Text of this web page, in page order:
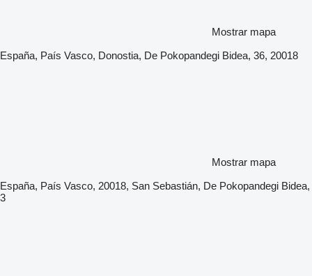
Mostrar mapa
España, País Vasco, Donostia, De Pokopandegi Bidea, 36, 20018
Mostrar mapa
España, País Vasco, 20018, San Sebastián, De Pokopandegi Bidea,
3